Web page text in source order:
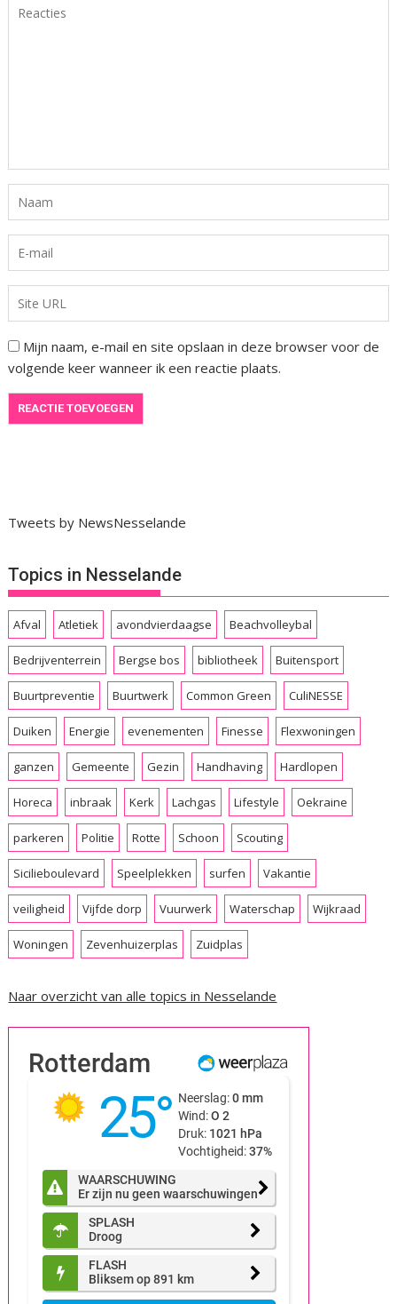
Mijn naam, e-mail en site opslaan in deze browser voor de
volgende keer wanneer ik een reactie plaats.
Tweets by NewsNesselande
Topics in Nesselande
Afval Atletiek avondvierdaagse Beachvolleybal
Bedrijventerrein Bergse bos bibliotheek Buitensport
Buurtpreventie Buurtwerk Common Green CuliNESSE
Duiken Energie evenementen Finesse Flexwoningen
ganzen Gemeente Gezin Handhaving Hardlopen
Horeca inbraak Kerk Lachgas Lifestyle Oekraine
parkeren Politie Rotte Schoon Scouting
Sicilieboulevard Speelplekken surfen Vakantie
veiligheid Vijfde dorp Vuurwerk Waterschap Wijkraad
Woningen Zevenhuizerplas Zuidplas
Naar overzicht van alle topics in Nesselande